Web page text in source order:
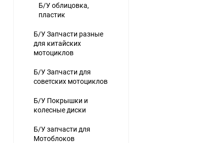
Б/У облицовка,
пластик
Б/У Запчасти разные
для китайских
мотоциклов
Б/У Запчасти для
советских мотоциклов
Б/У Покрышки и
колесные диски
Б/У запчасти для
Мотоблоков